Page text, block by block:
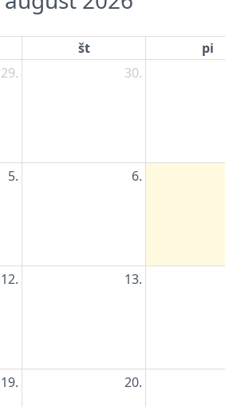
št pi
29. 30.
5. 6.
12. 13.
19. 20.